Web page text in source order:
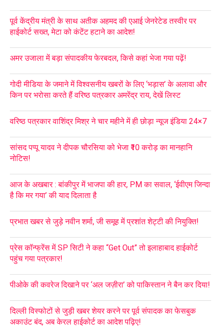
पूर्व केंद्रीय मंत्री के साथ अतीक अहमद की एआई जेनरेटेड तस्वीर पर
हाईकोर्ट सख्त, मेटा को कंटेंट हटाने का आदेश!
अमर उजाला में बड़ा संपादकीय फेरबदल, किसे कहां भेजा गया पढ़ें!
गोदी मीडिया के जमाने में विश्वसनीय खबरों के लिए ‘भड़ास’ के अलावा और
किन पर भरोसा करते हैं वरिष्ठ पत्रकार अमरेंद्र राय, देखें लिस्ट
वरिष्ठ पत्रकार वाशिंद्र मिश्र ने चार महीने में ही छोड़ा न्यूज इंडिया 24×7
सांसद पप्पू यादव ने दीपक चौरसिया को भेजा ₹10 करोड़ का मानहानि
नोटिस!
आज के अखबार : बांकीपुर में भाजपा की हार, PM का सवाल, ‘ईवीएम जिन्दा
है कि मर गया’ की याद दिलाता है
प्रभात खबर से जुड़े नवीन शर्मा, जी समूह में प्रशांत शेट्टी की नियुक्ति!
प्रेस कॉन्फ्रेंस में SP सिटी ने कहा “Get Out” तो इलाहाबाद हाईकोर्ट
पहुंच गया पत्रकार!
पीओके की कवरेज दिखाने पर ‘अल जज़ीरा’ को पाकिस्तान ने बैन कर दिया!
दिल्ली विस्फोटों से जुड़ी खबर शेयर करने पर पूर्व संपादक का फेसबुक
अकाउंट बंद, अब केरल हाईकोर्ट का आदेश पढ़िए!